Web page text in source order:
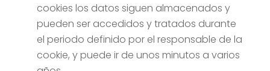
cookies los datos siguen almacenados y
pueden ser accedidos y tratados durante
el periodo definido por el responsable de la
cookie, y puede ir de unos minutos a varios